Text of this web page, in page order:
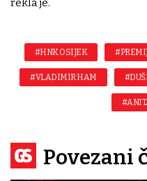
#HNK OSIJEK
#VLADIMIR HAM
Povezani